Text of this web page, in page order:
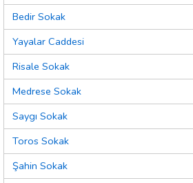
Bedir Sokak
Yayalar Caddesi
Risale Sokak
Medrese Sokak
Saygı Sokak
Toros Sokak
Şahin Sokak